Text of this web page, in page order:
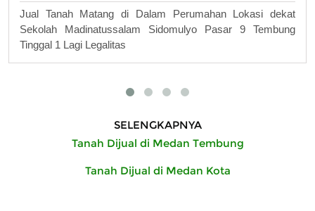
Jual Tanah Matang di Dalam Perumahan Lokasi dekat
Sekolah Madinatussalam Sidomulyo Pasar 9 Tembung
Tinggal 1 Lagi Legalitas
SELENGKAPNYA
Tanah Dijual di Medan Tembung
Tanah Dijual di Medan Kota